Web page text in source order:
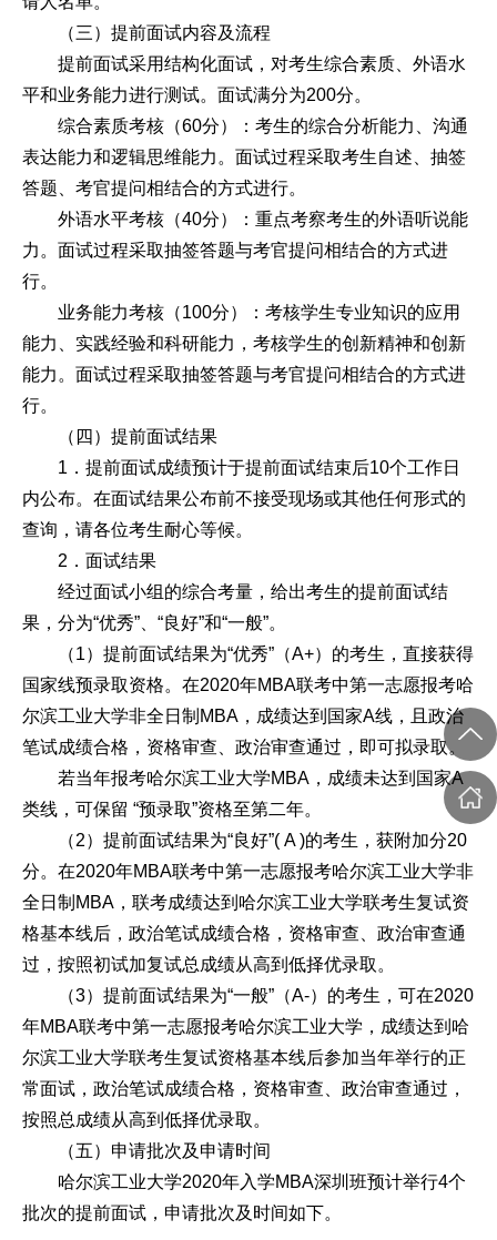
（三）提前面试内容及流程
提前面试采用结构化面试，对考生综合素质、外语水
平和业务能力进行测试。面试满分为200分。
综合素质考核（60分）：考生的综合分析能力、沟通
表达能力和逻辑思维能力。面试过程采取考生自述、抽签
答题、考官提问相结合的方式进行。
外语水平考核（40分）：重点考察考生的外语听说能
力。面试过程采取抽签答题与考官提问相结合的方式进
行。
业务能力考核（100分）：考核学生专业知识的应用
能力、实践经验和科研能力，考核学生的创新精神和创新
能力。面试过程采取抽签答题与考官提问相结合的方式进
行。
（四）提前面试结果
1．提前面试成绩预计于提前面试结束后10个工作日
内公布。在面试结果公布前不接受现场或其他任何形式的
查询，请各位考生耐心等候。
2．面试结果
经过面试小组的综合考量，给出考生的提前面试结
果，分为“优秀”、“良好”和“一般”。
（1）提前面试结果为“优秀”（A+）的考生，直接获得
国家线预录取资格。在2020年MBA联考中第一志愿报考哈
尔滨工业大学非全日制MBA，成绩达到国家A线，且政治
笔试成绩合格，资格审查、政治审查通过，即可拟录取。
若当年报考哈尔滨工业大学MBA，成绩未达到国家A
类线，可保留 “预录取”资格至第二年。
（2）提前面试结果为“良好”( A )的考生，获附加分20
分。在2020年MBA联考中第一志愿报考哈尔滨工业大学非
全日制MBA，联考成绩达到哈尔滨工业大学联考生复试资
格基本线后，政治笔试成绩合格，资格审查、政治审查通
过，按照初试加复试总成绩从高到低择优录取。
（3）提前面试结果为“一般”（A-）的考生，可在2020
年MBA联考中第一志愿报考哈尔滨工业大学，成绩达到哈
尔滨工业大学联考生复试资格基本线后参加当年举行的正
常面试，政治笔试成绩合格，资格审查、政治审查通过，
按照总成绩从高到低择优录取。
（五）申请批次及申请时间
哈尔滨工业大学2020年入学MBA深圳班预计举行4个
批次的提前面试，申请批次及时间如下。